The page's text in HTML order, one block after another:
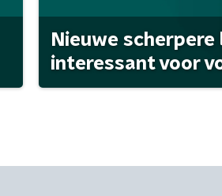
Nieuwe scherpere
interessant voor